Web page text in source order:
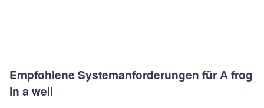
Empfohlene Systemanforderungen für A frog
in a well